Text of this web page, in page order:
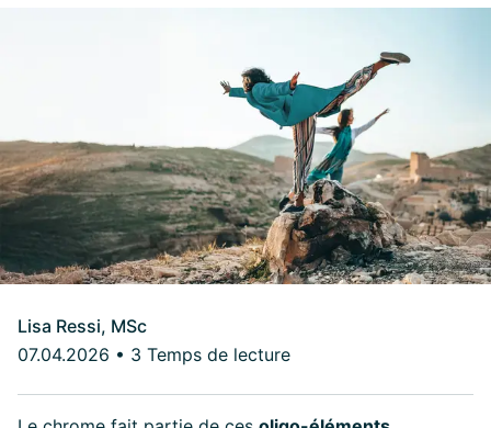
Lisa Ressi, MSc
07.04.2026 • 3 Temps de lecture